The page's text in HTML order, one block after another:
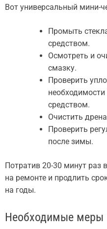
Вот универсальный мини-
Промыть
средством.
Осмотреть и
смазку.
Проверить
средством.
Очистить
Проверить
после зимы.
Потратив 20-30 минут раз
на ремонте и продлить
на годы.
Необходимые меры